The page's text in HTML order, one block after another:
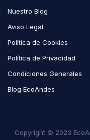
Nuestro Blog
Aviso Legal
Política de Cookies
Política de Privacidad
Condiciones Generales
Blog EcoAndes
Copyright © 2023